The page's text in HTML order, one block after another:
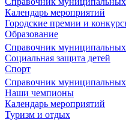
Календарь мероприятий
Городские премии и
Образование
Справочник муниципальных
Социальная защита детей
Спорт
Справочник
Наши чемпионы
Календарь мероприятий
Туризм и отдых